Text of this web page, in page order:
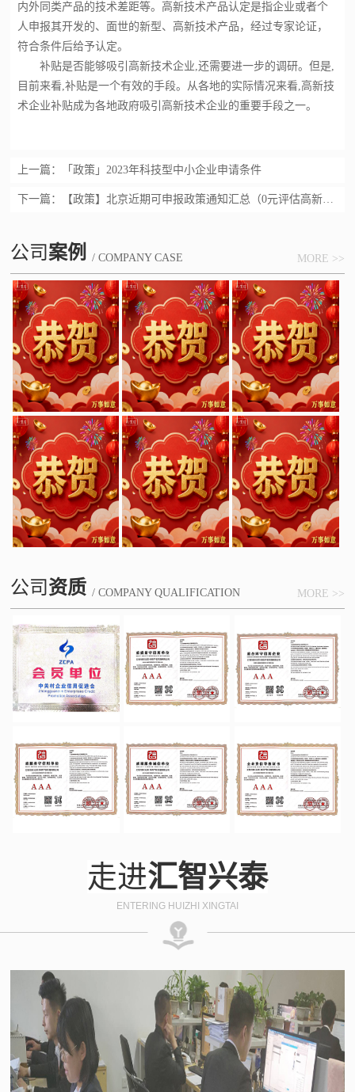
内外同类产品的技术差距等。高新技术产品认定是指企业或者个
人申报其开发的、面世的新型、高新技术产品，经过专家论证，
符合条件后给予认定。
补贴是否能够吸引高新技术企业,还需要进一步的调研。但是,
目前来看,补贴是一个有效的手段。从各地的实际情况来看,高新技
术企业补贴成为各地政府吸引高新技术企业的重要手段之一。
上一篇： 「政策」2023年科技型中小企业申请条件
下一篇： 【政策】北京近期可申报政策通知汇总（0元评估高新资格）
公司案例 / COMPANY CASE MORE >>
公司 资质 / COMPANY QUALIFICATION MORE >>
走进汇智兴泰
ENTERING HUIZHI XINGTAI